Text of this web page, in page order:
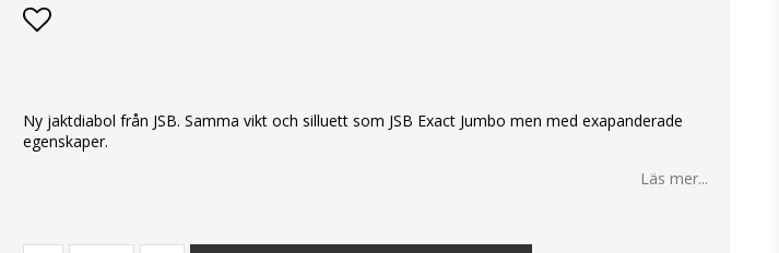
Ny jaktdiabol från JSB. Samma vikt och silluett som JSB Exact Jumbo men med exapanderade
egenskaper.
Läs mer...